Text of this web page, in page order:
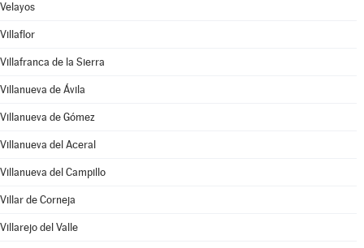
Velayos
Villaflor
Villafranca de la Sierra
Villanueva de Ávila
Villanueva de Gómez
Villanueva del Aceral
Villanueva del Campillo
Villar de Corneja
Villarejo del Valle